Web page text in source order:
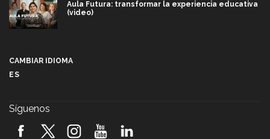
Aula Futura: transformar la experiencia educativa
(video)
2026! (video)
CAMBIAR IDIOMA
ES
Síguenos